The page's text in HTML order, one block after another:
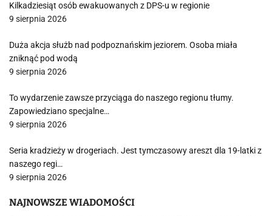
Kilkadziesiąt osób ewakuowanych z DPS-u w regionie
9 sierpnia 2026
Duża akcja służb nad podpoznańskim jeziorem. Osoba miała
zniknąć pod wodą
9 sierpnia 2026
To wydarzenie zawsze przyciąga do naszego regionu tłumy.
Zapowiedziano specjalne…
9 sierpnia 2026
Seria kradzieży w drogeriach. Jest tymczasowy areszt dla 19-latki z
naszego regi…
9 sierpnia 2026
NAJNOWSZE WIADOMOŚCI